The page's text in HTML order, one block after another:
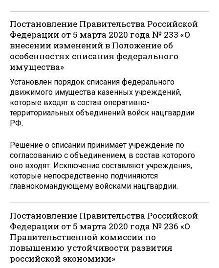
Постановление Правительства Российской
Федерации от 5 марта 2020 года № 233 «О
внесении изменений в Положение об
особенностях списания федерального
имущества»
Установлен порядок списания федерального
движимого имущества казенных учреждений,
которые входят в состав оперативно-
территориальных объединений войск нацгвардии
РФ.
Решение о списании принимает учреждение по
согласованию с объединением, в состав которого
оно входят. Исключение составляют учреждения,
которые непосредственно подчиняются
главнокомандующему войсками нацгвардии.
Постановление Правительства Российской
Федерации от 5 марта 2020 года № 236 «О
Правительственной комиссии по
повышению устойчивости развития
российской экономики»